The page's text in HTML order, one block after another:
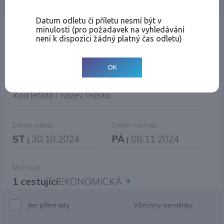
Místo odletu
Kód letiště / název města
Datum odletu
ST | 30.10.2024
Datum návratu
PÁ | 08.11.2024
Možnosti
1 cestujícíEKONOMICKÁ
Jen přímé lety Všechny aerolinky
Datum odletu či příletu nesmí být v
minulosti (pro požadavek na vyhledávání
není k dispozici žádný platný čas odletu)
OK